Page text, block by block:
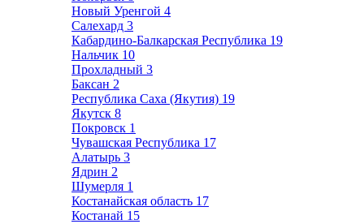
Новый Уренгой 4
Салехард 3
Кабардино-Балкарская Республика 19
Нальчик 10
Прохладный 3
Баксан 2
Республика Саха (Якутия) 19
Якутск 8
Покровск 1
Чувашская Республика 17
Алатырь 3
Ядрин 2
Шумерля 1
Костанайская область 17
Костанай 15